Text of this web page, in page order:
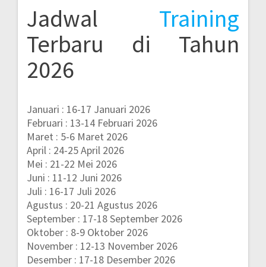
Jadwal Training
Terbaru di Tahun
2026
Januari : 16-17 Januari 2026
Februari : 13-14 Februari 2026
Maret : 5-6 Maret 2026
April : 24-25 April 2026
Mei : 21-22 Mei 2026
Juni : 11-12 Juni 2026
Juli : 16-17 Juli 2026
Agustus : 20-21 Agustus 2026
September : 17-18 September 2026
Oktober : 8-9 Oktober 2026
November : 12-13 November 2026
Desember : 17-18 Desember 2026